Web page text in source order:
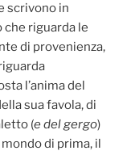
scrivono in
riguarda le
di provenienza,
l’anima del
sua favola, di
(e del gergo)
di prima, il